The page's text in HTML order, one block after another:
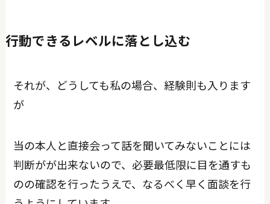
行動できるレベルに落とし込む
それが、どうしても私の場合、経験則も入ります
が
当の本人と直接会って話を聞いてみないことには
判断がが出来ないので、必要最低限に目を通すも
のの確認を行ったうえで、なるべく早く面談を行